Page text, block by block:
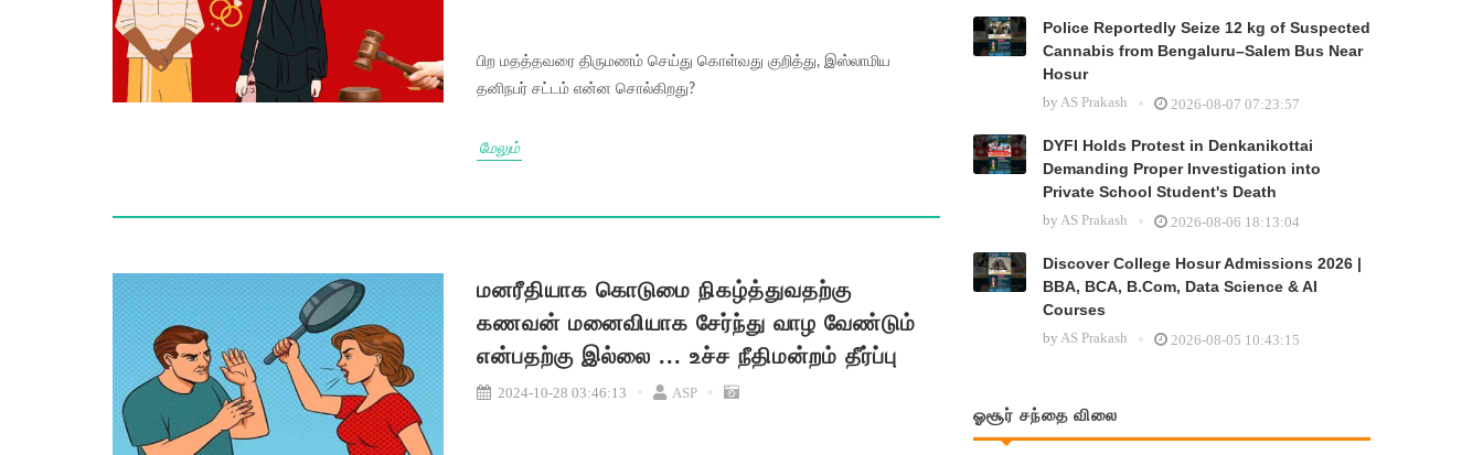
பிற மதத்தவரை திருமணம் செய்து கொள்வது குறித்து, இஸ்லாமிய
தனிநபர் சட்டம் என்ன சொல்கிறது?
மேலும்
மனரீதியாக கொடுமை நிகழ்த்துவதற்கு
கணவன் மனைவியாக சேர்ந்து வாழ வேண்டும்
என்பதற்கு இல்லை ... உச்ச நீதிமன்றம் தீர்ப்பு
2024-10-28 03:46:13 ASP
Police Reportedly Seize 12 kg of Suspected
Cannabis from Bengaluru–Salem Bus Near
Hosur
by AS Prakash 2026-08-07 07:23:57
DYFI Holds Protest in Denkanikottai
Demanding Proper Investigation into
Private School Student's Death
by AS Prakash 2026-08-06 18:13:04
Discover College Hosur Admissions 2026 |
BBA, BCA, B.Com, Data Science & AI
Courses
by AS Prakash 2026-08-05 10:43:15
ஓசூர் சந்தை விலை